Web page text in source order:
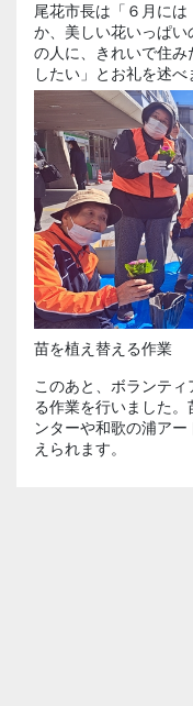
尾花市長は「６月に
か、美しい花いっぱい
の人に、きれいで住
したい」とお礼を述べ
苗を植え替える作業
このあと、ボランテ
る作業を行いました
ンターや和歌の浦ア
えられます。